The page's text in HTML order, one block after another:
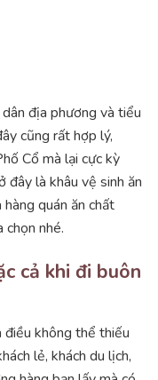
địa phương và tiểu
cũng rất hợp lý,
Cổ mà lại cực kỳ
đây là khâu vệ sinh ăn
quán ăn chất
chọn nhé.
cả khi đi buôn
không thể thiếu
lẻ, khách du lịch,